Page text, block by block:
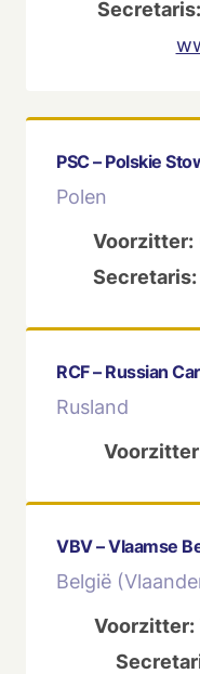
Secretaris:
PSC – Polskie
Polen
Voorzitter:
Secretaris:
RCF – Russian
Rusland
VBV – Vlaamse
België
Voorzitter: